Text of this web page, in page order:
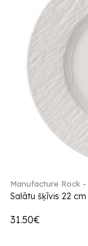
Manufacture Rock
Salātu šķīvis 22 cm
31.50€